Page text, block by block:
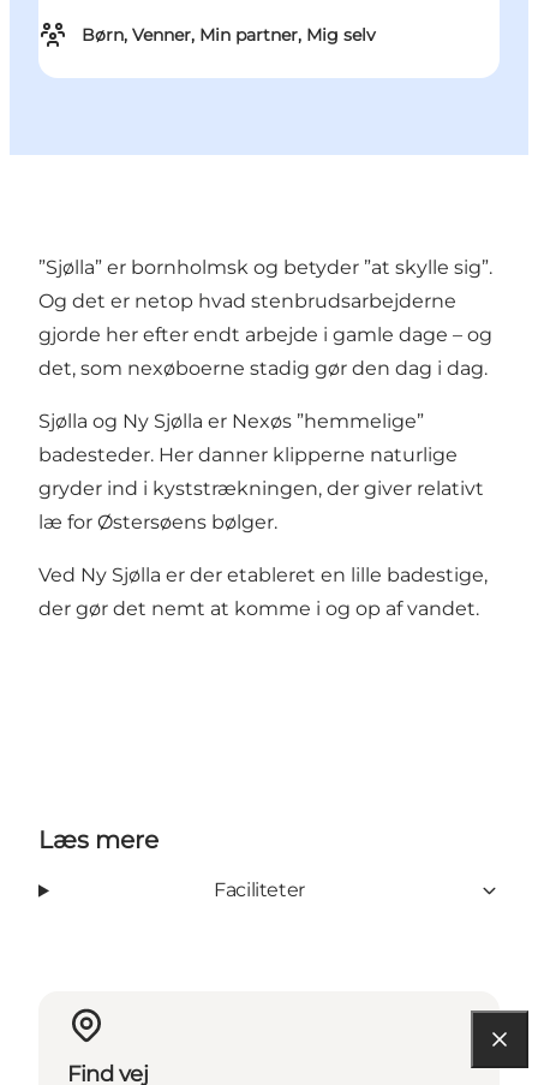
Børn, Venner, Min partner, Mig selv
”Sjølla” er bornholmsk og betyder ”at skylle sig”.
Og det er netop hvad stenbrudsarbejderne
gjorde her efter endt arbejde i gamle dage – og
det, som nexøboerne stadig gør den dag i dag.
Sjølla og Ny Sjølla er Nexøs ”hemmelige”
badesteder. Her danner klipperne naturlige
gryder ind i kyststrækningen, der giver relativt
læ for Østersøens bølger.
Ved Ny Sjølla er der etableret en lille badestige,
der gør det nemt at komme i og op af vandet.
Læs mere
Faciliteter
Find vej